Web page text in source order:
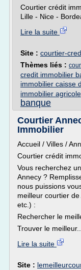
Courtier crédit
Lille - Nice -
Lire la suite
Site : courtier-
Thèmes liés :
credit immobilier
immobilier caisse
immobilier agricole
banque
Courtier
Immobilier
Accueil / Villes /
Courtier crédit
Vous recherchez
Annecy ?
nous puissions
meilleur courtier
etc.) :
Rechercher le
Trouver le meilleur...
Lire la suite
Site :